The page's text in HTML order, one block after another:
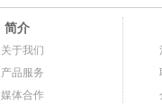
简介
关于我们
产品服务
媒体合作